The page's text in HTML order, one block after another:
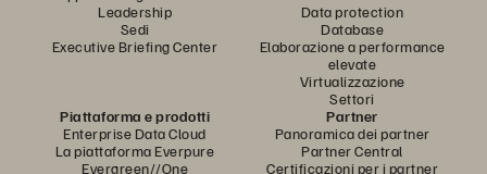
Leadership
Sedi
Executive Briefing Center
Data protection
Database
Elaborazione a performance
elevate
Virtualizzazione
Settori
Piattaforma e prodotti
Enterprise Data Cloud
La piattaforma Everpure
Evergreen//One
Partner
Panoramica dei partner
Partner Central
Certificazioni per i partner